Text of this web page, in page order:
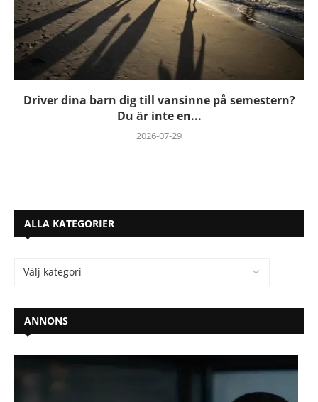
Driver dina barn dig till vansinne på semestern?
Du är inte en...
2026-07-29
ALLA KATEGORIER
ANNONS